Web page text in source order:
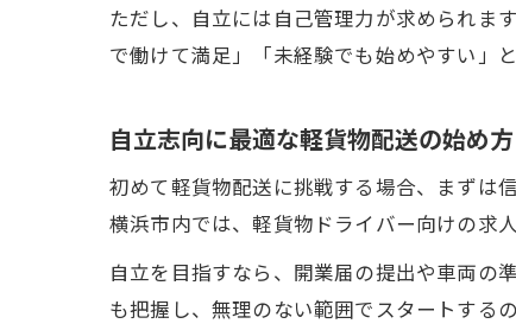
ただし、自立には自己管理力が求められま
で働けて満足」「未経験でも始めやすい」
自立志向に最適な軽貨物配送の始め方
初めて軽貨物配送に挑戦する場合、まずは
横浜市内では、軽貨物ドライバー向けの求
自立を目指すなら、開業届の提出や車両の
も把握し、無理のない範囲でスタートする